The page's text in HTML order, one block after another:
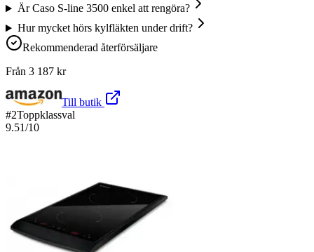
Är Caso S-line 3500 enkel att rengöra?
Hur mycket hörs kylfläkten under drift?
Rekommenderad återförsäljare
Från 3 187 kr
Till butik
#2Toppklassval
9.51/10